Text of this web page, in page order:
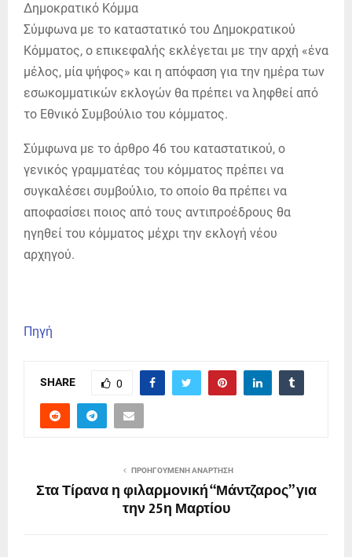
Δημοκρατικό Κόμμα
Σύμφωνα με το καταστατικό του Δημοκρατικού
Κόμματος, ο επικεφαλής εκλέγεται με την αρχή «ένα
μέλος, μία ψήφος» και η απόφαση για την ημέρα των
εσωκομματικών εκλογών θα πρέπει να ληφθεί από
το Εθνικό Συμβούλιο του κόμματος.
Σύμφωνα με το άρθρο 46 του καταστατικού, ο
γενικός γραμματέας του κόμματος πρέπει να
συγκαλέσει συμβούλιο, το οποίο θα πρέπει να
αποφασίσει ποιος από τους αντιπροέδρους θα
ηγηθεί του κόμματος μέχρι την εκλογή νέου
αρχηγού.
Πηγή
SHARE 0
ΠΡΟΗΓΟΎΜΕΝΗ ΑΝΆΡΤΗΣΗ
Στα Τίρανα η φιλαρμονική “Μάντζαρος” για
την 25η Μαρτίου